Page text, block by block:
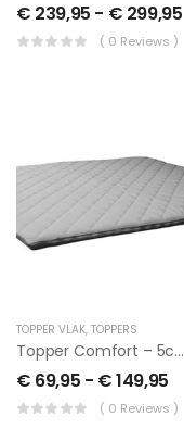
€ 239,95 - € 299,95
( 0 Reviews )
TOPPER VLAK, TOPPERS
Topper Comfort – 5cm
€ 69,95 - €149,95
( 0 Reviews )